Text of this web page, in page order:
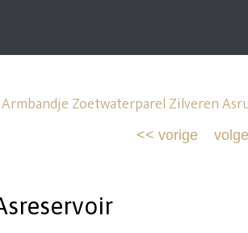
Armbandje Zoetwaterparel Zilveren
<< vorige